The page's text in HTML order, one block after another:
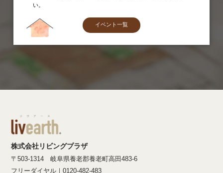
い。
イベント一覧
株式会社リビングプラザ
〒503-1314 岐阜県養老郡養老町高田483-6
フリーダイヤル｜0120-482-483